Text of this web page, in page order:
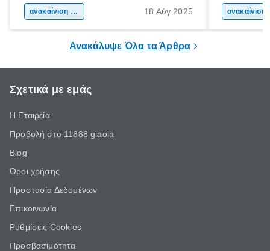
αναμφισβήτητα η “καρδιά” του σπιτιού.
ανακαίνιση σπιτιού 18 Αύγ 2025
Επομένως,
Ανακάλυψε Όλα τα Άρθρα
Σχετικά με εμάς
Η Εταιρεία
Προβολή στο 11888 giaola
Blog
Όροι χρήσης
Προστασία Δεδομένων
Επικοινωνία
Ρυθμίσεις Cookies
Προσβασιμότητα